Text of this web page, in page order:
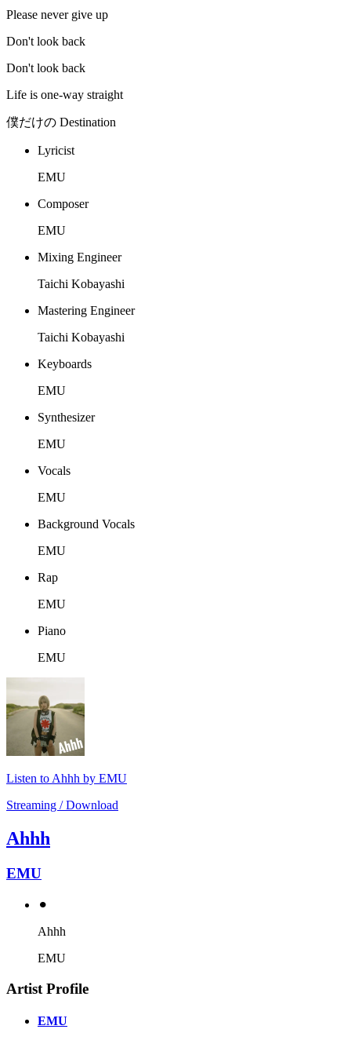
Please never give up
Don't look back
Don't look back
Life is one-way straight
僕だけの Destination
Lyricist
EMU
Composer
EMU
Mixing Engineer
Taichi Kobayashi
Mastering Engineer
Taichi Kobayashi
Keyboards
EMU
Synthesizer
EMU
Vocals
EMU
Background Vocals
EMU
Rap
EMU
Piano
EMU
Listen to Ahhh by EMU
Streaming / Download
Ahhh
EMU
⚫︎
Ahhh
EMU
Artist Profile
EMU